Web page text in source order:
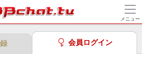
メニュー
会員ログイン